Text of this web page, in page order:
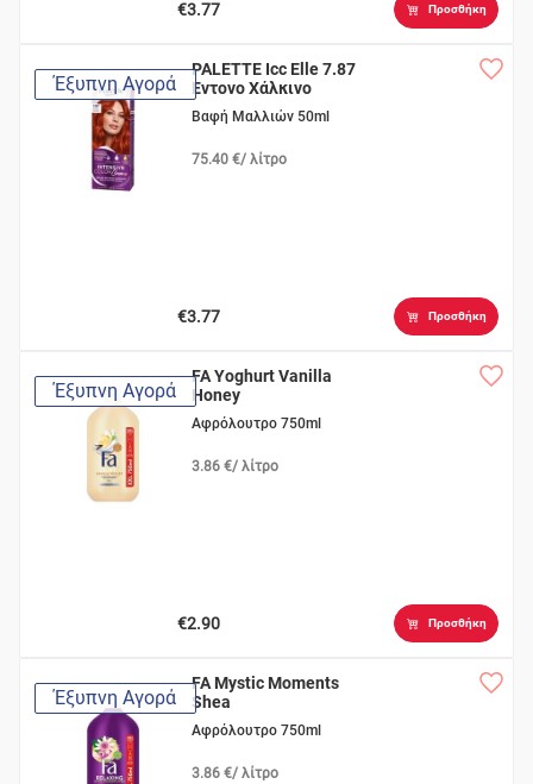
€3.77 Προσθήκη
Έξυπνη Αγορά
PALETTE Icc Elle 7.87
Εντονο Χάλκινο
Βαφή Μαλλιών 50ml
75.40 €/ λίτρο
€3.77 Προσθήκη
Έξυπνη Αγορά
FA Yoghurt Vanilla
Honey
Αφρόλουτρο 750ml
3.86 €/ λίτρο
€2.90 Προσθήκη
Έξυπνη Αγορά
FA Mystic Moments
Shea
Αφρόλουτρο 750ml
3.86 €/ λίτρο